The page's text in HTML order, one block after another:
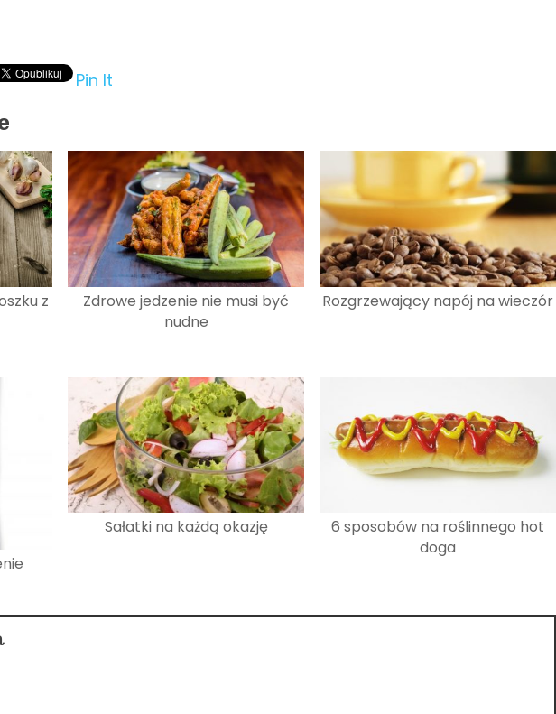
Pin It
z
Zdrowe jedzenie nie musi być
nudne
Rozgrzewający napój na wieczór
Sałatki na każdą okazję
6 sposobów na roślinnego hot
doga